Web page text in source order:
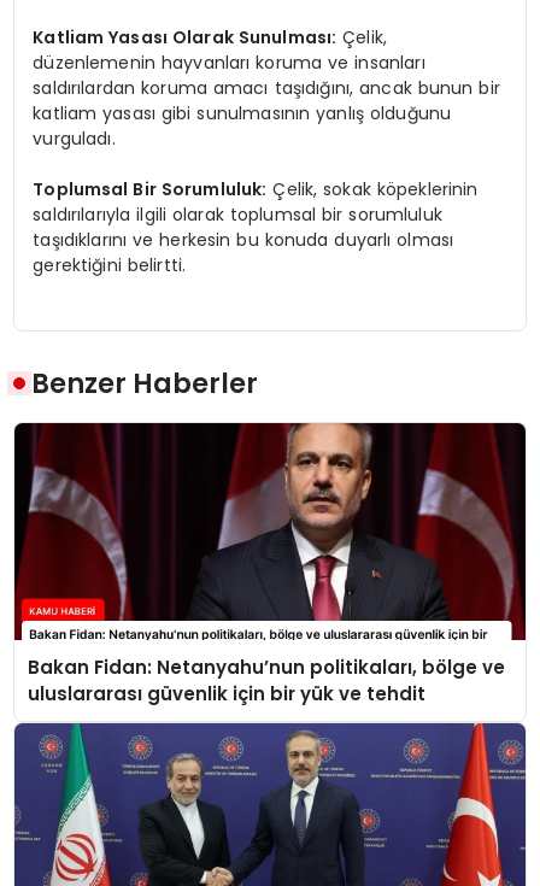
Katliam Yasası Olarak Sunulması: Çelik,
düzenlemenin hayvanları koruma ve insanları
saldırılardan koruma amacı taşıdığını, ancak bunun bir
katliam yasası gibi sunulmasının yanlış olduğunu
vurguladı.
Toplumsal Bir Sorumluluk: Çelik, sokak köpeklerinin
saldırılarıyla ilgili olarak toplumsal bir sorumluluk
taşıdıklarını ve herkesin bu konuda duyarlı olması
gerektiğini belirtti.
Benzer Haberler
Bakan Fidan: Netanyahu’nun politikaları, bölge ve
uluslararası güvenlik için bir yük ve tehdit